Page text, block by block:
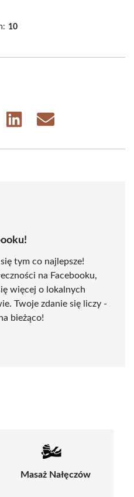
10
Share
Share
tym co najlepsze!
na Facebooku,
więcej o lokalnych
Twoje zdanie się liczy -
bieżąco!
Masaż Nałęczów